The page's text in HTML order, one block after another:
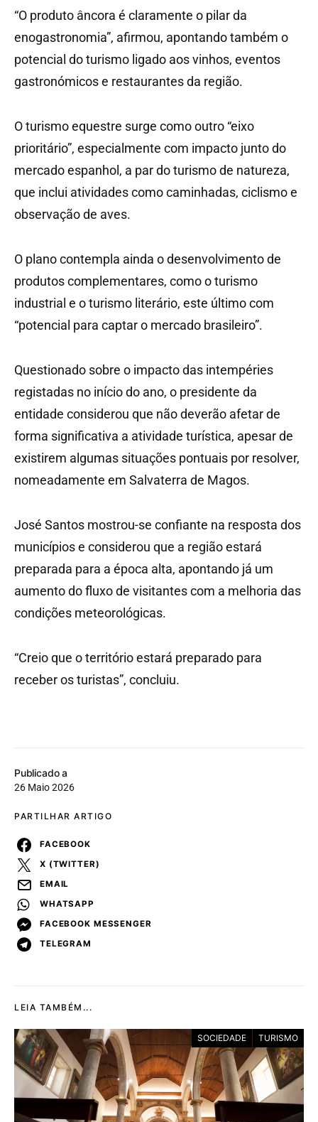
Publicado a
26 Maio 2026
PARTILHAR ARTIGO
FACEBOOK
X (TWITTER)
EMAIL
WHATSAPP
FACEBOOK MESSENGER
TELEGRAM
“O produto âncora é claramente o pilar da
enogastronomia”, afirmou, apontando também o
potencial do turismo ligado aos vinhos, eventos
gastronómicos e restaurantes da região.
O turismo equestre surge como outro “eixo
prioritário”, especialmente com impacto junto do
mercado espanhol, a par do turismo de natureza,
que inclui atividades como caminhadas, ciclismo e
observação de aves.
O plano contempla ainda o desenvolvimento de
produtos complementares, como o turismo
industrial e o turismo literário, este último com
“potencial para captar o mercado brasileiro”.
Questionado sobre o impacto das intempéries
registadas no início do ano, o presidente da
entidade considerou que não deverão afetar de
forma significativa a atividade turística, apesar de
existirem algumas situações pontuais por resolver,
nomeadamente em Salvaterra de Magos.
José Santos mostrou-se confiante na resposta dos
municípios e considerou que a região estará
preparada para a época alta, apontando já um
aumento do fluxo de visitantes com a melhoria das
condições meteorológicas.
“Creio que o território estará preparado para
receber os turistas”, concluiu.
LEIA TAMBÉM...
SOCIEDADE TURISMO